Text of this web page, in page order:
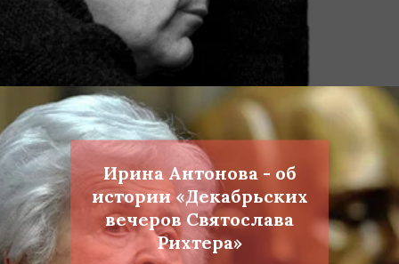
Ирина Антонова - об
истории «Декабрьских
вечеров Святослава
Рихтера»